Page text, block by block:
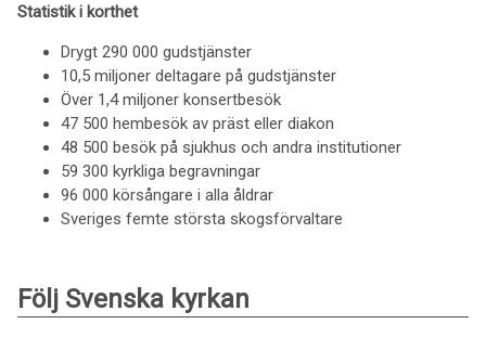
Statistik i korthet
Drygt 290 000 gudstjänster
10,5 miljoner deltagare på gudstjänster
Över 1,4 miljoner konsertbesök
47 500 hembesök av präst eller diakon
48 500 besök på sjukhus och andra institutioner
59 300 kyrkliga begravningar
96 000 körsångare i alla åldrar
Sveriges femte största skogsförvaltare
Följ Svenska kyrkan